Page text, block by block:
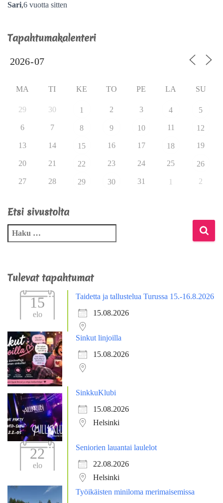
Sari,6 vuotta sitten
Tapahtumakalenteri
MA TI KE TO PE LA SU
29 30 1 2 3 4 5
6 7 8 9 10 11 12
13 14 15 16 17 18 19
20 21 22 23 24 25 26
27 28 29 30 31 1 2
Etsi sivustolta
Tulevat tapahtumat
15
elo
Taidetta ja tallustelua Turussa 15.-16.8.2026
15.08.2026
Sinkut linjoilla
15.08.2026
SinkkuKlubi
15.08.2026
Helsinki
22
elo
Seniorien lauantai laulelot
22.08.2026
Helsinki
Työikäisten miniloma merimaisemissa